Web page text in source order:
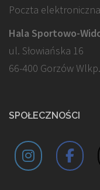
Poczta
Hala Sportowo-
ul. Słowiańska 16
66-400 Gorzów Wlkp.
SPOŁECZNOŚCI